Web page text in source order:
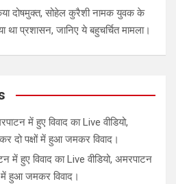
दोषमुक्त, सोहेल कुरैशी नामक युवक के
प्रशासन, जानिए ये बहुचर्चित मामला।
में हुए विवाद का Live वीडियो,
दो पक्षों में हुआ जमकर विवाद।
में हुए विवाद का Live वीडियो, अमरपाटन
में हुआ जमकर विवाद।